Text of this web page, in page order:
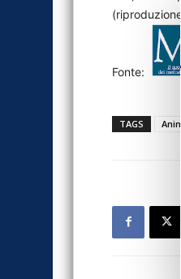
Fonte:
TAGS